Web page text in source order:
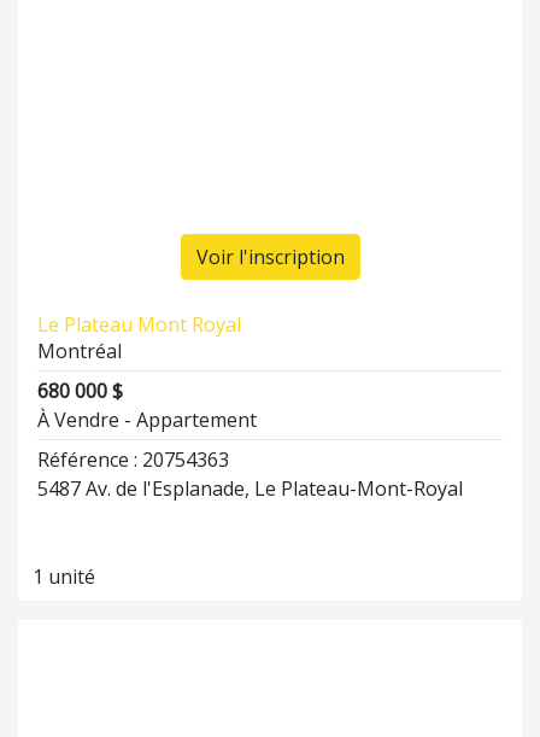
Voir l'inscription
Le Plateau Mont Royal
Montréal
680 000 $
À Vendre - Appartement
Référence : 20754363
5487 Av. de l'Esplanade, Le Plateau-Mont-Royal
1 unité